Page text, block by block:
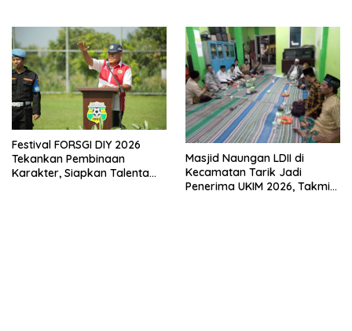
Festival FORSGI DIY 2026
Tekankan Pembinaan
Karakter, Siapkan Talenta
Masjid Naungan LDII di
Kecamatan Tarik Jadi
Penerima UKIM 2026, Takmir